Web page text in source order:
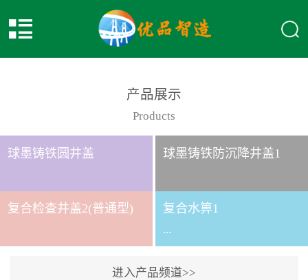
产品展示
Products
球墨铸铁圆井盖 球墨铸铁防沉降井盖1
复合检查井盖2(普通型) 复合水箅1
...
进入产品频道>>